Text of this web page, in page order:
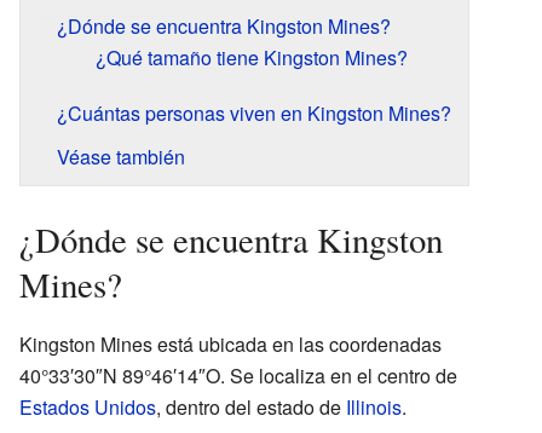
¿Dónde se encuentra Kingston Mines?
¿Qué tamaño tiene Kingston Mines?
¿Cuántas personas viven en Kingston Mines?
Véase también
¿Dónde se encuentra Kingston
Mines?
Kingston Mines está ubicada en las coordenadas
40°33′30″N 89°46′14″O. Se localiza en el centro de
Estados Unidos, dentro del estado de Illinois.